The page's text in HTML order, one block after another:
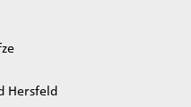
Hersfeld